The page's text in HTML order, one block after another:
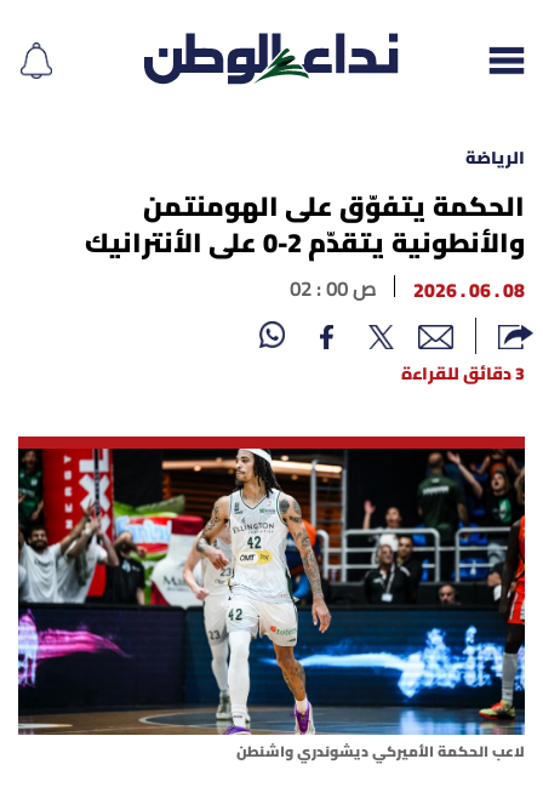
إقرأ الجريدة
لبنان
الغلاف
نداء اليوم
محليات
أسرار
متفرقات
نداء القرّاء
خاص الموقع
الرياضة
الحكمة يتفوّق على الهومنتمن
والأنطونية يتقدّم 2-0 على الأنترانيك
08 . 06 . 2026 02 : 00 ص
3 دقائق للقراءة
لاعب الحكمة الأميركي ديشوندري واشنطن